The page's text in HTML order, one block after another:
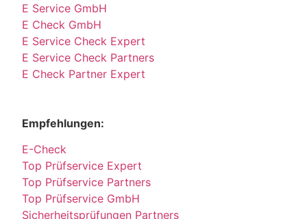
E Service GmbH
E Check GmbH
E Service Check Expert
E Service Check Partners
E Check Partner Expert
Empfehlungen:
E-Check
Top Prüfservice Expert
Top Prüfservice Partners
Top Prüfservice GmbH
Sicherheitsprüfungen Partners